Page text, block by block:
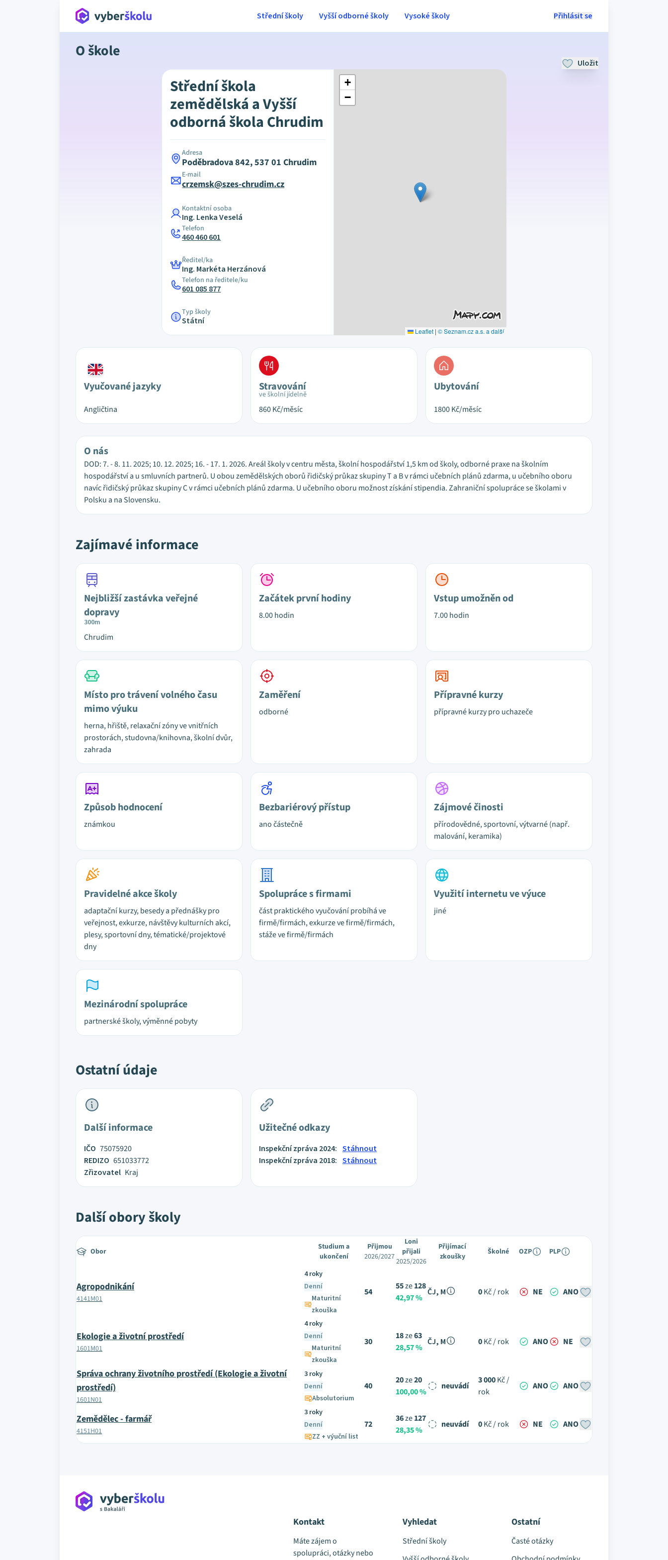
Přihlásit se
Střední školy Vyšší odborné školy Vysoké školy
O škole
Uložit
Střední škola
zemědělská a Vyšší
odborná škola Chrudim
Adresa
Poděbradova 842, 537 01 Chrudim
E-mail
crzemsk@szes-chrudim.cz
Kontaktní osoba
Ing. Lenka Veselá
Telefon
460 460 601
Ředitel/ka
Ing. Markéta Herzánová
Telefon na ředitele/ku
601 085 877
Typ školy
Státní
+
−
Leaflet | © Seznam.cz a.s. a další
Vyučované jazyky
Angličtina
Stravování
ve školní jídelně
860Kč/měsíc
Ubytování
1800Kč/měsíc
O nás
DOD: 7. - 8. 11. 2025; 10. 12. 2025; 16. - 17. 1. 2026. Areál školy v centru města, školní hospodářství 1,5 km od školy, odborné praxe na školním
hospodářství a u smluvních partnerů. U obou zemědělských oborů řidičský průkaz skupiny T a B v rámci učebních plánů zdarma, u učebního oboru
navíc řidičský průkaz skupiny C v rámci učebních plánů zdarma. U učebního oboru možnost získání stipendia. Zahraniční spolupráce se školami v
Polsku a na Slovensku.
Zajímavé informace
Nejbližší zastávka veřejné
dopravy
300m
Chrudim
Začátek první hodiny
8.00 hodin
Vstup umožněn od
7.00 hodin
Místo pro trávení volného času
mimo výuku
herna, hřiště, relaxační zóny ve vnitřních
prostorách, studovna/knihovna, školní dvůr,
zahrada
Zaměření
odborné
Přípravné kurzy
přípravné kurzy pro uchazeče
Způsob hodnocení
známkou
Bezbariérový přístup
ano částečně
Zájmové činosti
přírodovědné, sportovní, výtvarné (např.
malování, keramika)
Pravidelné akce školy
adaptační kurzy, besedy a přednášky pro
veřejnost, exkurze, návštěvy kulturních akcí,
plesy, sportovní dny, tématické/projektové
dny
Spolupráce s firmami
část praktického vyučování probíhá ve
firmě/firmách, exkurze ve firmě/firmách,
stáže ve firmě/firmách
Využití internetu ve výuce
jiné
Mezinárodní spolupráce
partnerské školy, výměnné pobyty
Ostatní údaje
Další informace
IČO 75075920
REDIZO 651033772
Zřizovatel Kraj
Užitečné odkazy
Inspekční zpráva 2024: Stáhnout
Inspekční zpráva 2018: Stáhnout
Další obory školy
Obor
Studium a
ukončení
Přijmou
2026/2027
Loni
přijali
2025/2026
Přijímací
zkoušky
Školné OZP PLP
Agropodnikání
4141M01
4 roky
Denní
Maturitní
zkouška
54
55ze128
42,97 %
ČJ, M 0Kč / rok NE ANO
Ekologie a životní prostředí
1601M01
4 roky
Denní
Maturitní
zkouška
30
18ze63
28,57 %
ČJ, M 0Kč / rok ANO NE
Správa ochrany životního prostředí (Ekologie a životní
prostředí)
1601N01
3 roky
Denní
Absolutorium
40
20ze20
100,00 %
neuvádí
3 000Kč /
rok
ANO ANO
Zemědělec - farmář
4151H01
3 roky
Denní
ZZ + výuční list
72
36ze127
28,35 %
neuvádí 0Kč / rok NE ANO
Kontakt
Máte zájem o
spolupráci, otázky nebo
Vyhledat
Střední školy
Ostatní
Časté otázky